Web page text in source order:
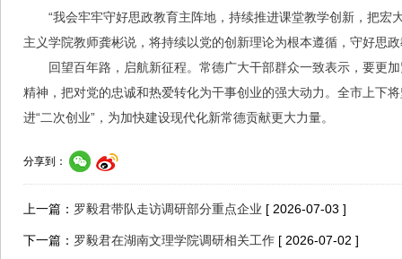
“我会牢牢守好思政教育主阵地，持续推进课堂教学创新，把
主义学院教师龚彬说，将持续以党的创新理论为根本遵循，守好思
回望百年路，启航新征程。常德广大干部群众一致表示，要更
精神，把对党的忠诚和热爱转化为干事创业的强大动力。全市上下
进“二次创业”，为加快建设现代化新常德贡献更大力量。
分享到：
上一篇： 罗毅君带队走访调研部分重点企业 [ 2026-07-03 ]
下一篇： 罗毅君在湖南文理学院调研相关工作 [ 2026-07-02 ]